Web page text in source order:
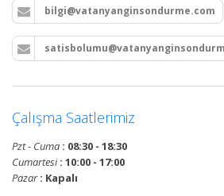
bilgi@vatanyanginsondurme.com
Çalışma Saatlerimiz
Pzt - Cuma : 08:30 - 18:30
Cumartesi: 10:00 - 17:00
Pazar: Kapalı